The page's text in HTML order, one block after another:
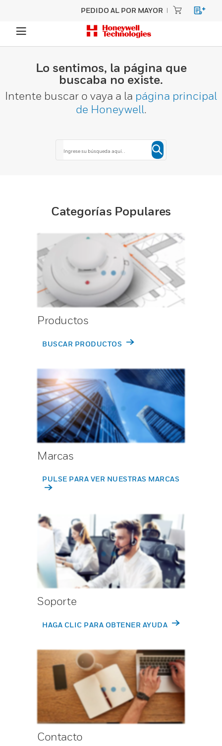
PEDIDO AL POR MAYOR
Lo sentimos, la página que
buscaba no existe.
Intente buscar o vaya a la página principal
de Honeywell.
Categorías Populares
Productos
BUSCAR PRODUCTOS
Marcas
PULSE PARA VER NUESTRAS MARCAS
Soporte
HAGA CLIC PARA OBTENER AYUDA
Contacto